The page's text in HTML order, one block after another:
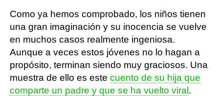
Como ya hemos comprobado, los niños tienen
una gran imaginación y su inocencia se vuelve
en muchos casos realmente ingeniosa.
Aunque a veces estos jóvenes no lo hagan a
propósito, terminan siendo muy graciosos. Una
muestra de ello es este cuento de su hija que
comparte un padre y que se ha vuelto viral .